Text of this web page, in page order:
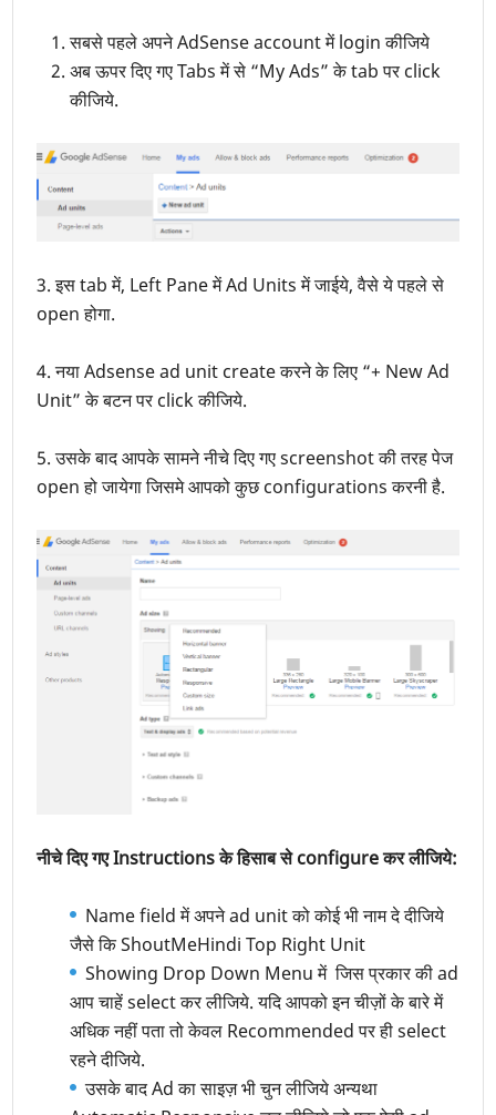
सबसे पहले अपने AdSense account में login कीजिये
अब ऊपर दिए गए Tabs में से “My Ads” के tab पर click
कीजिये.
3. इस tab में, Left Pane में Ad Units में जाईये, वैसे ये पहले से
open होगा.
4. नया Adsense ad unit create करने के लिए “+ New Ad
Unit” के बटन पर click कीजिये.
5. उसके बाद आपके सामने नीचे दिए गए screenshot की तरह पेज
open हो जायेगा जिसमे आपको कुछ configurations करनी है.
नीचे दिए गए Instructions के हिसाब से configure कर लीजिये:
Name field में अपने ad unit को कोई भी नाम दे दीजिये
जैसे कि ShoutMeHindi Top Right Unit
Showing Drop Down Menu में जिस प्रकार की ad
आप चाहें select कर लीजिये. यदि आपको इन चीज़ों के बारे में
अधिक नहीं पता तो केवल Recommended पर ही select
रहने दीजिये.
उसके बाद Ad का साइज़ भी चुन लीजिये अन्यथा